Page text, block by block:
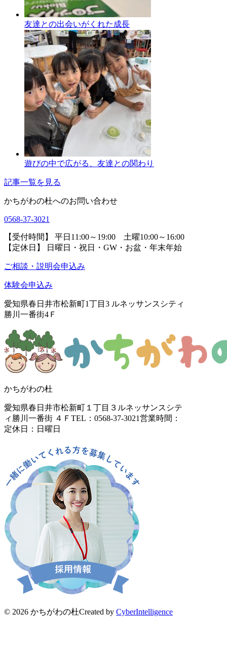
友達との出会いがくれた成長
遊びの中で広がる、友達との関わり
記事一覧を見る
かちがわの杜へのお問い合わせ
0568-37-3021
【受付時間】 平日11:00～19:00 土曜10:00～16:00
【定休日】 日曜日・祝日・GW・お盆・年末年始
ご相談・説明会申込み
体験会申込み
愛知県春日井市松新町1丁目3 ルネッサンスシティ
勝川一番街4Ｆ
かちがわの杜
愛知県春日井市松新町１丁目３ ルネッサンスシテ
ィ勝川一番街 ４Ｆ TEL：0568-37-3021営業時間：
定休日：日曜日
© 2026 かちがわの杜Created by CyberIntelligence